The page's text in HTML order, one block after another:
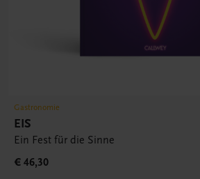
Gastronomie
EIS
Ein Fest für die Sinne
€ 46,30